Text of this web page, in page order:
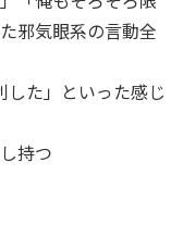
邪気眼系の言動全
した」といった感じ
持つ